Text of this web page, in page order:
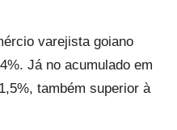
varejista goiano
Já no acumulado em
também superior à